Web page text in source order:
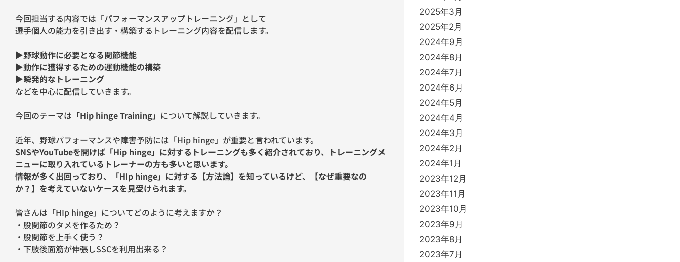
今回担当する内容では「パフォーマンスアップトレーニング」として
選手個人の能力を引き出す・構築するトレーニング内容を配信します。
▶野球動作に必要となる関節機能
▶動作に獲得するための運動機能の構築
▶瞬発的なトレーニング
などを中心に配信していきます。
今回のテーマは 「Hip hinge Training」 について解説していきます。
近年、野球パフォーマンスや障害予防には「Hip hinge」が重要と言われています。
SNSやYouTubeを開けば「Hip hinge」に対するトレーニングも多く紹介されており、トレーニングメ
ニューに取り入れているトレーナーの方も多いと思います。
情報が多く出回っており、「HIp hinge」に対する【方法論】を知っているけど、【なぜ重要なの
か？】を考えていないケースを見受けられます。
皆さんは「HIp hinge」についてどのように考えますか？
・股関節のタメを作るため？
・股関節を上手く使う？
・下肢後面筋が伸張しSSCを利用出来る？
2025年3月
2025年2月
2024年9月
2024年8月
2024年7月
2024年6月
2024年5月
2024年4月
2024年3月
2024年2月
2024年1月
2023年12月
2023年11月
2023年10月
2023年9月
2023年8月
2023年7月